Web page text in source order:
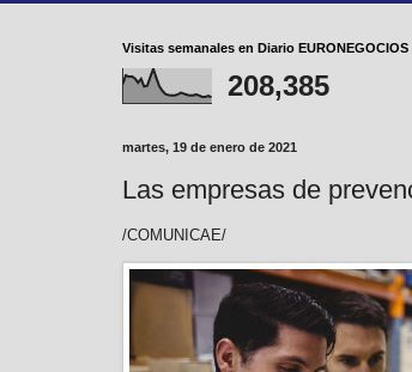
Visitas semanales en Diario EURONEGOCIOS
208,385
martes, 19 de enero de 2021
Las empresas de
/COMUNICAE/